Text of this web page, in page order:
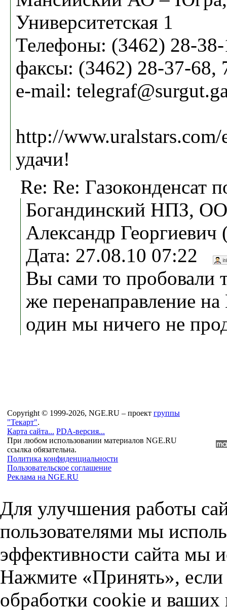
Университетская 1
Телефоны: (3462) 28-
факсы: (3462) 28-37-68,
е-mail:
http://
удачи!
Re: Re: Газоконденсат
Богандинский НПЗ,
Александр Георгиевич
Дата: 27.08.10 07:22
Вы сами то пробовали
же перенаправление
один мы ничего не
Copyright © 1999-2026, NGE.RU – проект группы
"Текарт".
Карта сайта... PDA-версия...
При любом использовании материалов NGE.RU
ссылка обязательна.
Политика конфиденциальности
Пользовательское соглашение
Реклама на NGE.RU
Для улучшения работы
пользователями мы
эффективности сайта мы
Нажмите «Принять», если
обработки cookie и